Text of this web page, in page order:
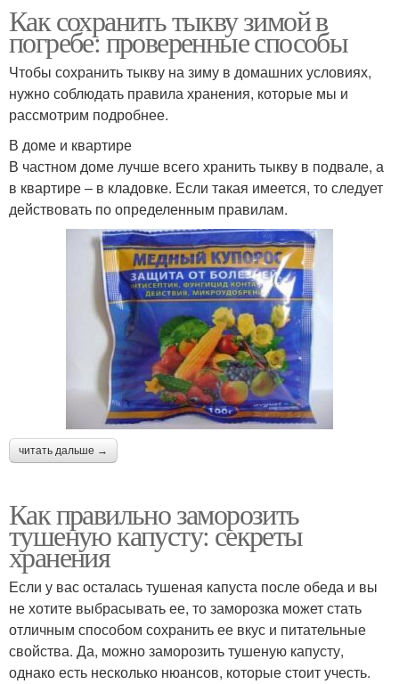
Как сохранить тыкву зимой в
погребе: проверенные способы
Чтобы сохранить тыкву на зиму в домашних условиях,
нужно соблюдать правила хранения, которые мы и
рассмотрим подробнее.
В доме и квартире
В частном доме лучше всего хранить тыкву в подвале, а
в квартире – в кладовке. Если такая имеется, то следует
действовать по определенным правилам.
читать дальше →
Как правильно заморозить
тушеную капусту: секреты
хранения
Если у вас осталась тушеная капуста после обеда и вы
не хотите выбрасывать ее, то заморозка может стать
отличным способом сохранить ее вкус и питательные
свойства. Да, можно заморозить тушеную капусту,
однако есть несколько нюансов, которые стоит учесть.